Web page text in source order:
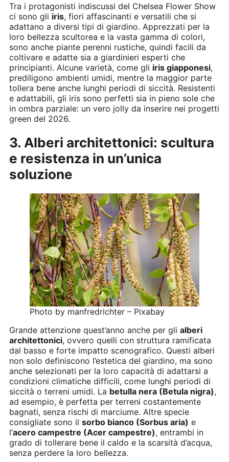
Tra i protagonisti indiscussi del Chelsea Flower Show
ci sono gli iris, fiori affascinanti e versatili che si
adattano a diversi tipi di giardino. Apprezzati per la
loro bellezza scultorea e la vasta gamma di colori,
sono anche piante perenni rustiche, quindi facili da
coltivare e adatte sia a giardinieri esperti che
principianti. Alcune varietà, come gli iris giapponesi,
prediligono ambienti umidi, mentre la maggior parte
tollera bene anche lunghi periodi di siccità. Resistenti
e adattabili, gli iris sono perfetti sia in pieno sole che
in ombra parziale: un vero jolly da inserire nei progetti
green del 2026.
3. Alberi architettonici: scultura
e resistenza in un’unica
soluzione
Photo by manfredrichter – Pixabay
Grande attenzione quest’anno anche per gli alberi
architettonici, ovvero quelli con struttura ramificata
dal basso e forte impatto scenografico. Questi alberi
non solo definiscono l’estetica del giardino, ma sono
anche selezionati per la loro capacità di adattarsi a
condizioni climatiche difficili, come lunghi periodi di
siccità o terreni umidi. La betulla nera (Betula nigra),
ad esempio, è perfetta per terreni costantemente
bagnati, senza rischi di marciume. Altre specie
consigliate sono il sorbo bianco (Sorbus aria) e
l’acero campestre (Acer campestre), entrambi in
grado di tollerare bene il caldo e la scarsità d’acqua,
senza perdere la loro bellezza.